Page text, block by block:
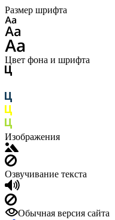
Размер шрифта
Цвет фона и шрифта
Изображения
Озвучивание текста
Обычная версия сайта